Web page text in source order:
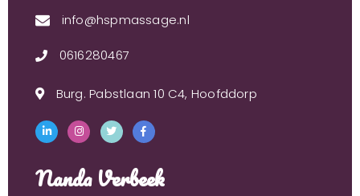
info@hspmassage.nl
0616280467
Burg. Pabstlaan 10 C4, Hoofddorp
Nanda Verbeek